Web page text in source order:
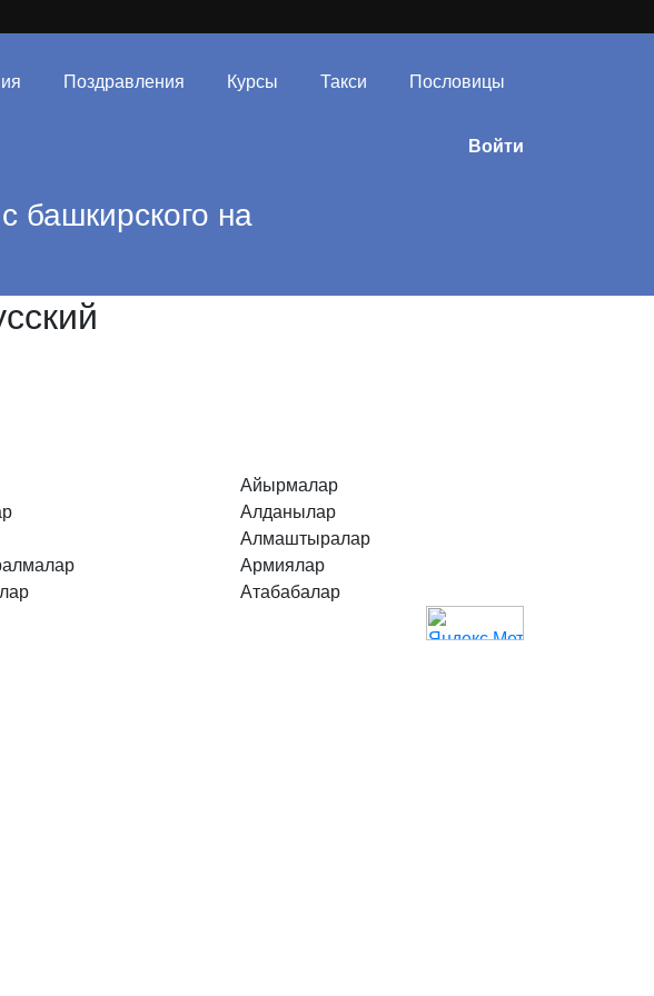
Поздравления Курсы Такси Пословицы
Войти
башкирского на
Айырмалар
Алданылар
Алмаштыралар
Армиялар
Атабабалар